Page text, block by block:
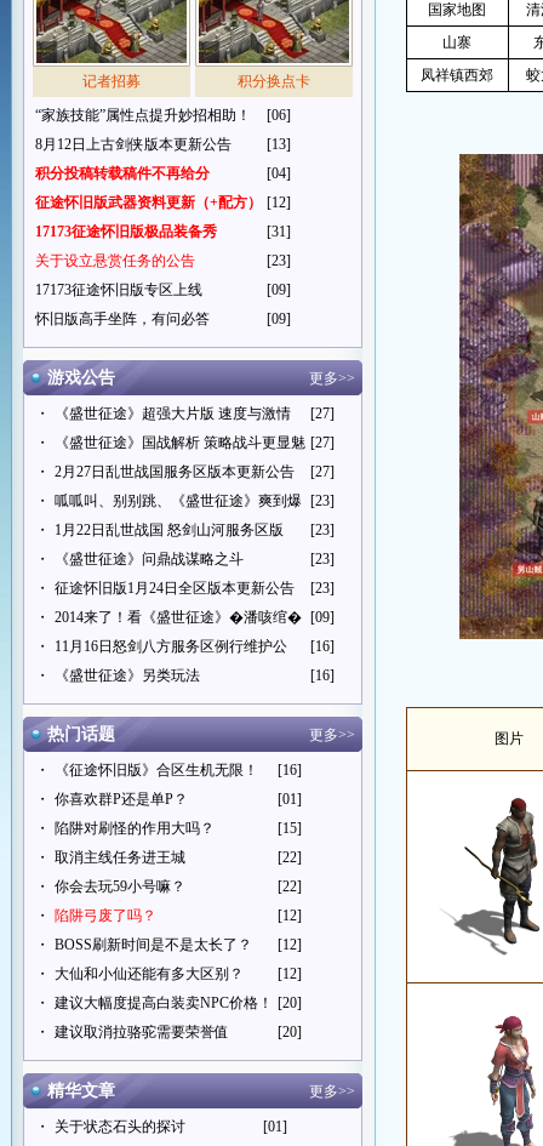
记者招募
积分换点卡
“家族技能”属性点提升妙招相助！
[06]
8月12日上古剑侠版本更新公告
[13]
积分投稿转载稿件不再给分
[04]
征途怀旧版武器资料更新（+配方）
[12]
17173征途怀旧版极品装备秀
[31]
关于设立悬赏任务的公告
[23]
17173征途怀旧版专区上线
[09]
怀旧版高手坐阵，有问必答
[09]
游戏公告 更多>>
・ 《盛世征途》超强大片版 速度与激情
[27]
・
《盛世征途》国战解析 策略战斗更显魅 [27]
・
2月27日乱世战国服务区版本更新公告
[27]
・
呱呱叫、别别跳、《盛世征途》爽到爆 [23]
・
1月22日乱世战国 怒剑山河服务区版
[23]
・
《盛世征途》问鼎战谋略之斗
[23]
・
征途怀旧版1月24日全区版本更新公告
[23]
・
2014来了！看《盛世征途》�潘咳绾� [09]
・
11月16日怒剑八方服务区例行维护公
[16]
・
《盛世征途》另类玩法 [16]
热门话题 更多>>
・ 《征途怀旧版》合区生机无限！
[16]
・
你喜欢群P还是单P？
[01]
・
陷阱对刷怪的作用大吗？
[15]
・
取消主线任务进王城
[22]
・
你会去玩59小号嘛？
[22]
・
陷阱弓废了吗？
[12]
・
BOSS刷新时间是不是太长了？
[12]
・
大仙和小仙还能有多大区别？
[12]
・
建议大幅度提高白装卖NPC价格！
[20]
・
建议取消拉骆驼需要荣誉值 [20]
精华文章 更多>>
・ 关于状态石头的探讨
[01]
国家地图
山寨
凤祥镇西郊
图片